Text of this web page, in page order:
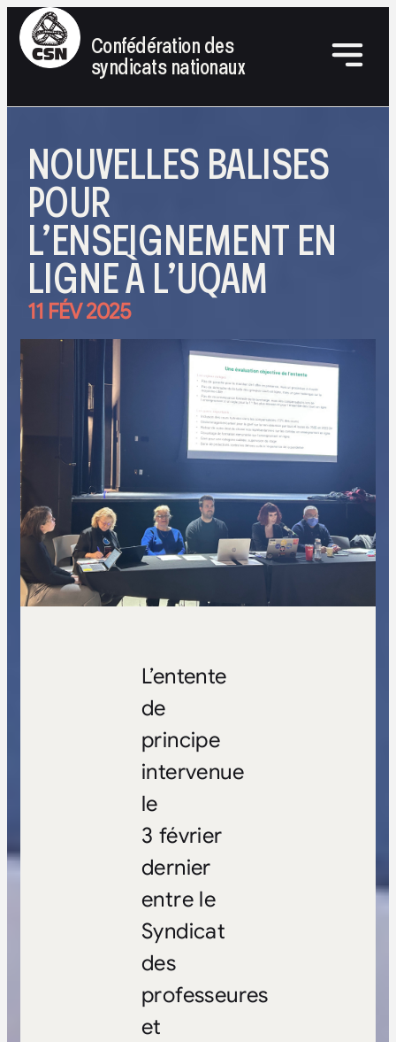
Confédération des
syndicats nationaux
NOUVELLES BALISES
POUR
L’ENSEIGNEMENT EN
LIGNE À L’UQAM
11 FÉV 2025
L’entente
de
principe
intervenue
le
3 février
dernier
entre le
Syndicat
des
professeures
et